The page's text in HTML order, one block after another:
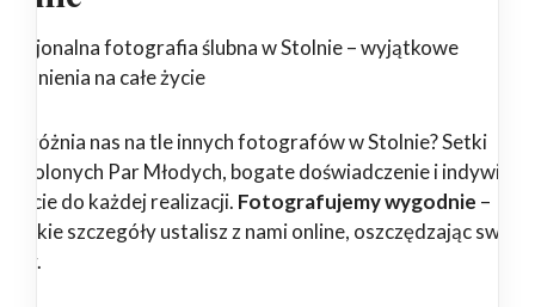
fotografia ślubna w Stolnie – wyjątkowe
na całe życie
wyróżnia nas na tle innych fotografów w Stolnie? Setki
Par Młodych, bogate doświadczenie i
do każdej realizacji. Fotografujemy wygodnie –
szczegóły ustalisz z nami online, oszczędzając swój